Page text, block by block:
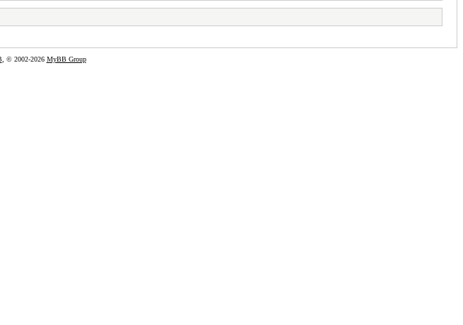
, © 2002-2026 MyBB Group